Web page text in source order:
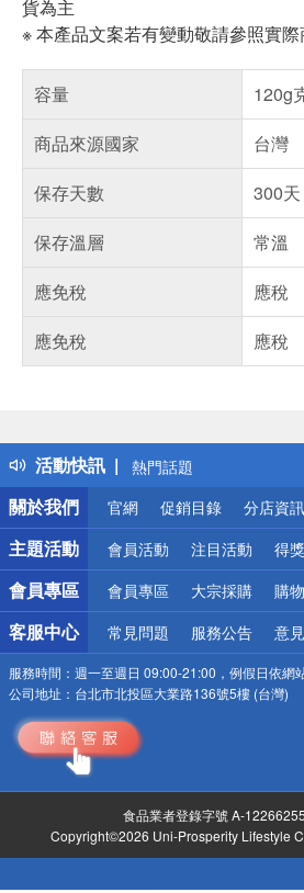
貨為主
※ 本產品文案若有變動敬請參照實
容量
120g
商品來源國家
台灣
保存天數
300天
保存溫層
常溫
應免稅
應稅
應免稅
應稅
活動快訊
得獎公告
熱門話題
銀行優惠
偏遠地區配送
詐騙網頁！請小心！
關於我們
官網 促銷目錄 分店資訊
主題活動 會員活動 注目活動 得
會員專區 會員專區 大宗採購 購
客服中心 常見問題 服務公告 意
服務時間： 週一至週日 09:00-21:00，例假日依網
公司地址： 台北市北投區大業路136號5樓 (台灣)
食品業者登錄字號 A-
Copyright©2026 Uni-Prosperity Lifestyle